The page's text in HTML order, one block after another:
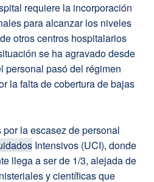
requiere la incorporación
para alcanzar los niveles
otros centros hospitalarios
se ha agravado desde
personal pasó del régimen
la falta de cobertura de bajas
la escasez de personal
Intensivos (UCI), donde
llega a ser de 1/3, alejada de
y científicas que